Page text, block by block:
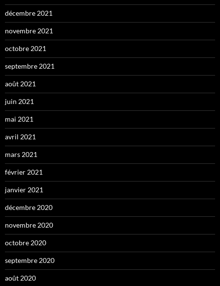
décembre 2021
novembre 2021
octobre 2021
septembre 2021
août 2021
juin 2021
mai 2021
avril 2021
mars 2021
février 2021
janvier 2021
décembre 2020
novembre 2020
octobre 2020
septembre 2020
août 2020